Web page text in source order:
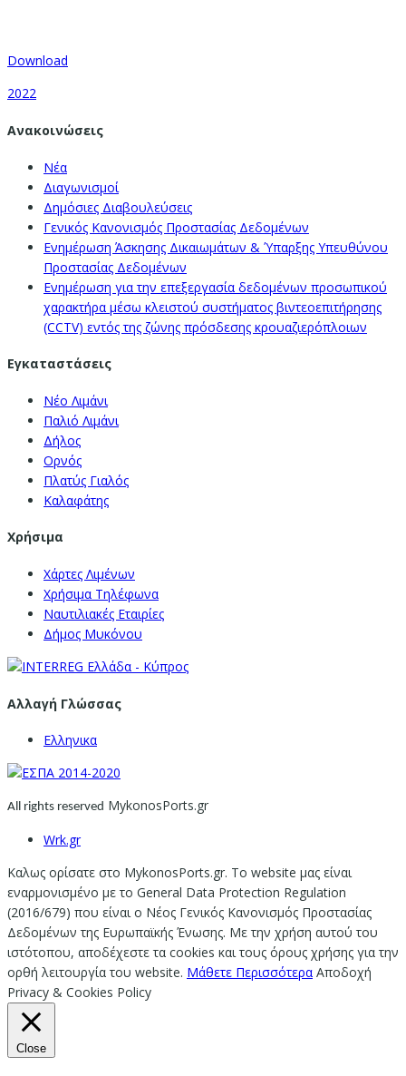
Download
2022
Ανακοινώσεις
Νέα
Διαγωνισμοί
Δημόσιες Διαβουλεύσεις
Γενικός Κανονισμός Προστασίας Δεδομένων
Ενημέρωση Άσκησης Δικαιωμάτων & Ύπαρξης Υπευθύνου
Προστασίας Δεδομένων
Ενημέρωση για την επεξεργασία δεδομένων προσωπικού
χαρακτήρα μέσω κλειστού συστήματος βιντεοεπιτήρησης
(CCTV) εντός της ζώνης πρόσδεσης κρουαζιερόπλοιων
Εγκαταστάσεις
Νέο Λιμάνι
Παλιό Λιμάνι
Δήλος
Ορνός
Πλατύς Γιαλός
Καλαφάτης
Χρήσιμα
Χάρτες Λιμένων
Χρήσιμα Τηλέφωνα
Ναυτιλιακές Εταιρίες
Δήμος Μυκόνου
Αλλαγή Γλώσσας
Ελληνικα
All rights reserved MykonosPorts.gr
Wrk.gr
Καλως ορίσατε στο MykonosPorts.gr. Το website μας είναι
εναρμονισμένο με το General Data Protection Regulation
(2016/679) που είναι ο Νέος Γενικός Κανονισμός Προστασίας
Δεδομένων της Ευρωπαϊκής Ένωσης. Με την χρήση αυτού του
ιστότοπου, αποδέχεστε τα cookies και τους όρους χρήσης για την
ορθή λειτουργία του website. Μάθετε Περισσότερα Αποδοχή
Privacy & Cookies Policy
Close